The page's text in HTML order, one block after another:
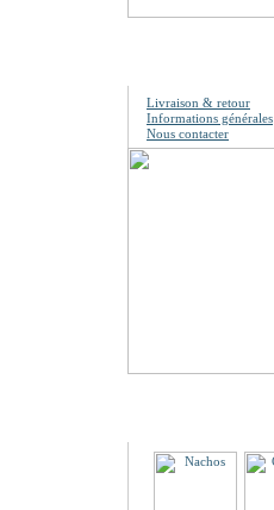
Livraison & retour
Informations générales
Nous contacter